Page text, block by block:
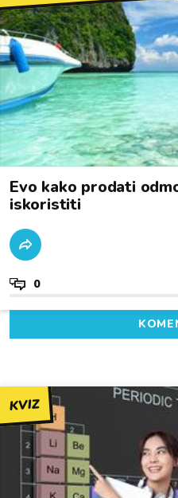
Evo kako prodati
iskoristiti
0
KVIZ